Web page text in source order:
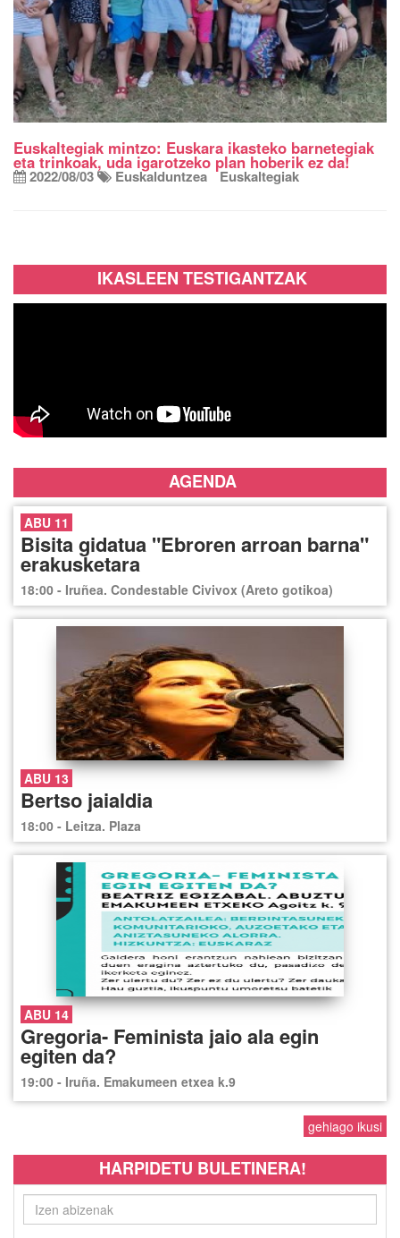
Euskaltegiak mintzo: Euskara ikasteko barnetegiak
eta trinkoak, uda igarotzeko plan hoberik ez da!
2022/08/03 Euskalduntzea Euskaltegiak
IKASLEEN TESTIGANTZAK
AGENDA
ABU 11
Bisita gidatua "Ebroren arroan barna"
erakusketara
18:00 - Iruñea. Condestable Civivox (Areto gotikoa)
ABU 13
Bertso jaialdia
18:00 - Leitza. Plaza
ABU 14
Gregoria- Feminista jaio ala egin
egiten da?
19:00 - Iruña. Emakumeen etxea k.9
gehiago ikusi
HARPIDETU BULETINERA!